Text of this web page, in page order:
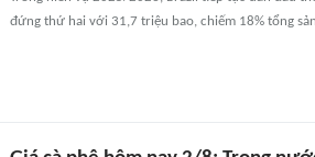
đứng thứ hai với 31,7 triệu bao, chiếm 18% tổng